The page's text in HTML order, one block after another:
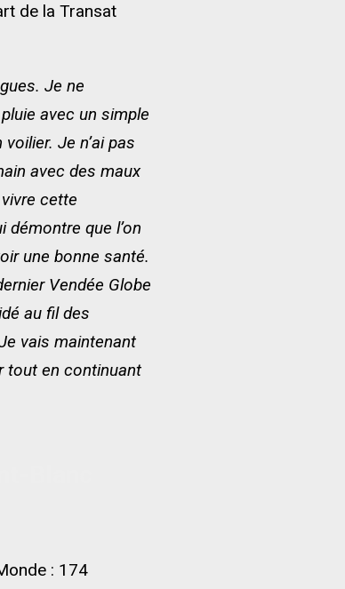
de la Transat
Je ne
avec un simple
Je n’ai pas
avec des maux
cette
que l’on
une bonne santé.
Vendée Globe
au fil des
vais maintenant
tout en continuant
: 174